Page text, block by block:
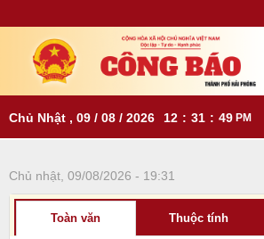
Chủ Nhật , 09 / 08 / 2026 12 : 31 : 49 PM
Chủ nhật, 09/08/2026 - 19:31
Toàn văn Thuộc tính